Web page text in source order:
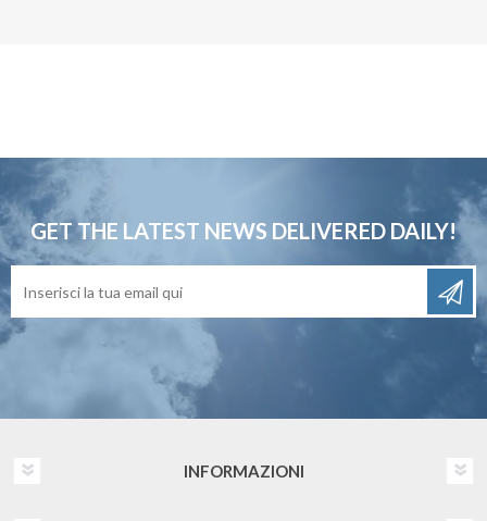
GET THE LATEST NEWS DELIVERED DAILY!
INFORMAZIONI